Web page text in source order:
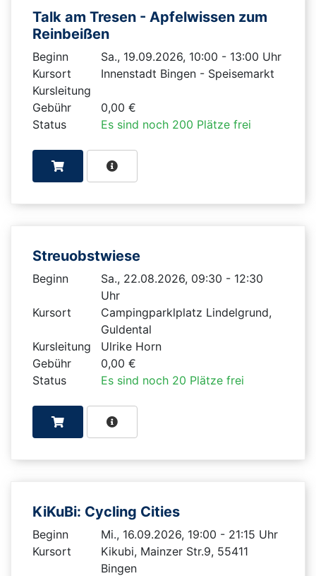
Talk am Tresen - Apfelwissen zum
Reinbeißen
Beginn
Sa., 19.09.2026, 10:00 - 13:00 Uhr
Kursort
Innenstadt Bingen - Speisemarkt
Kursleitung
Gebühr
0,00 €
Status
Es sind noch 200 Plätze frei
Streuobstwiese
Beginn
Sa., 22.08.2026, 09:30 - 12:30
Uhr
Kursort
Campingparklplatz Lindelgrund,
Guldental
Kursleitung
Ulrike Horn
Gebühr
0,00 €
Status
Es sind noch 20 Plätze frei
KiKuBi: Cycling Cities
Beginn
Mi., 16.09.2026, 19:00 - 21:15 Uhr
Kursort
Kikubi, Mainzer Str.9, 55411
Bingen